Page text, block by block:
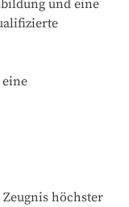
und eine
Zeugnis höchster